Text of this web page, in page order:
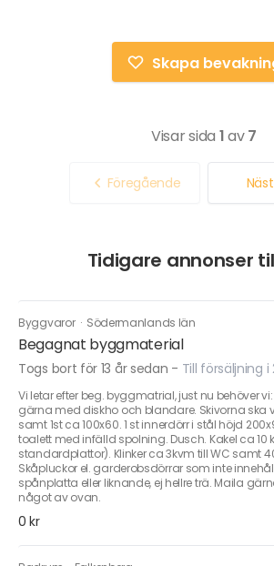
Skapa
Visar sida 1av7
Föregående
Tidigare annonser
Byggvaror · Södermanlands län
Begagnat byggmaterial
Togs bort för 13 år sedan - Till försäljning
Vi letar efter beg. byggmatrial, just nu behöver
gärna med diskho och blandare. Skivorna ska
samt 1st ca 100x60. 1 st innerdörr i stål höjd
toalett med infälld spolning. Dusch. Kakel ca 10
standardplattor). Klinker ca 3kvm till WC samt
Skåpluckor el. garderobsdörrar som inte
spånplatta eller liknande, ej hellre trä. Maila
något av ovan.
0 kr